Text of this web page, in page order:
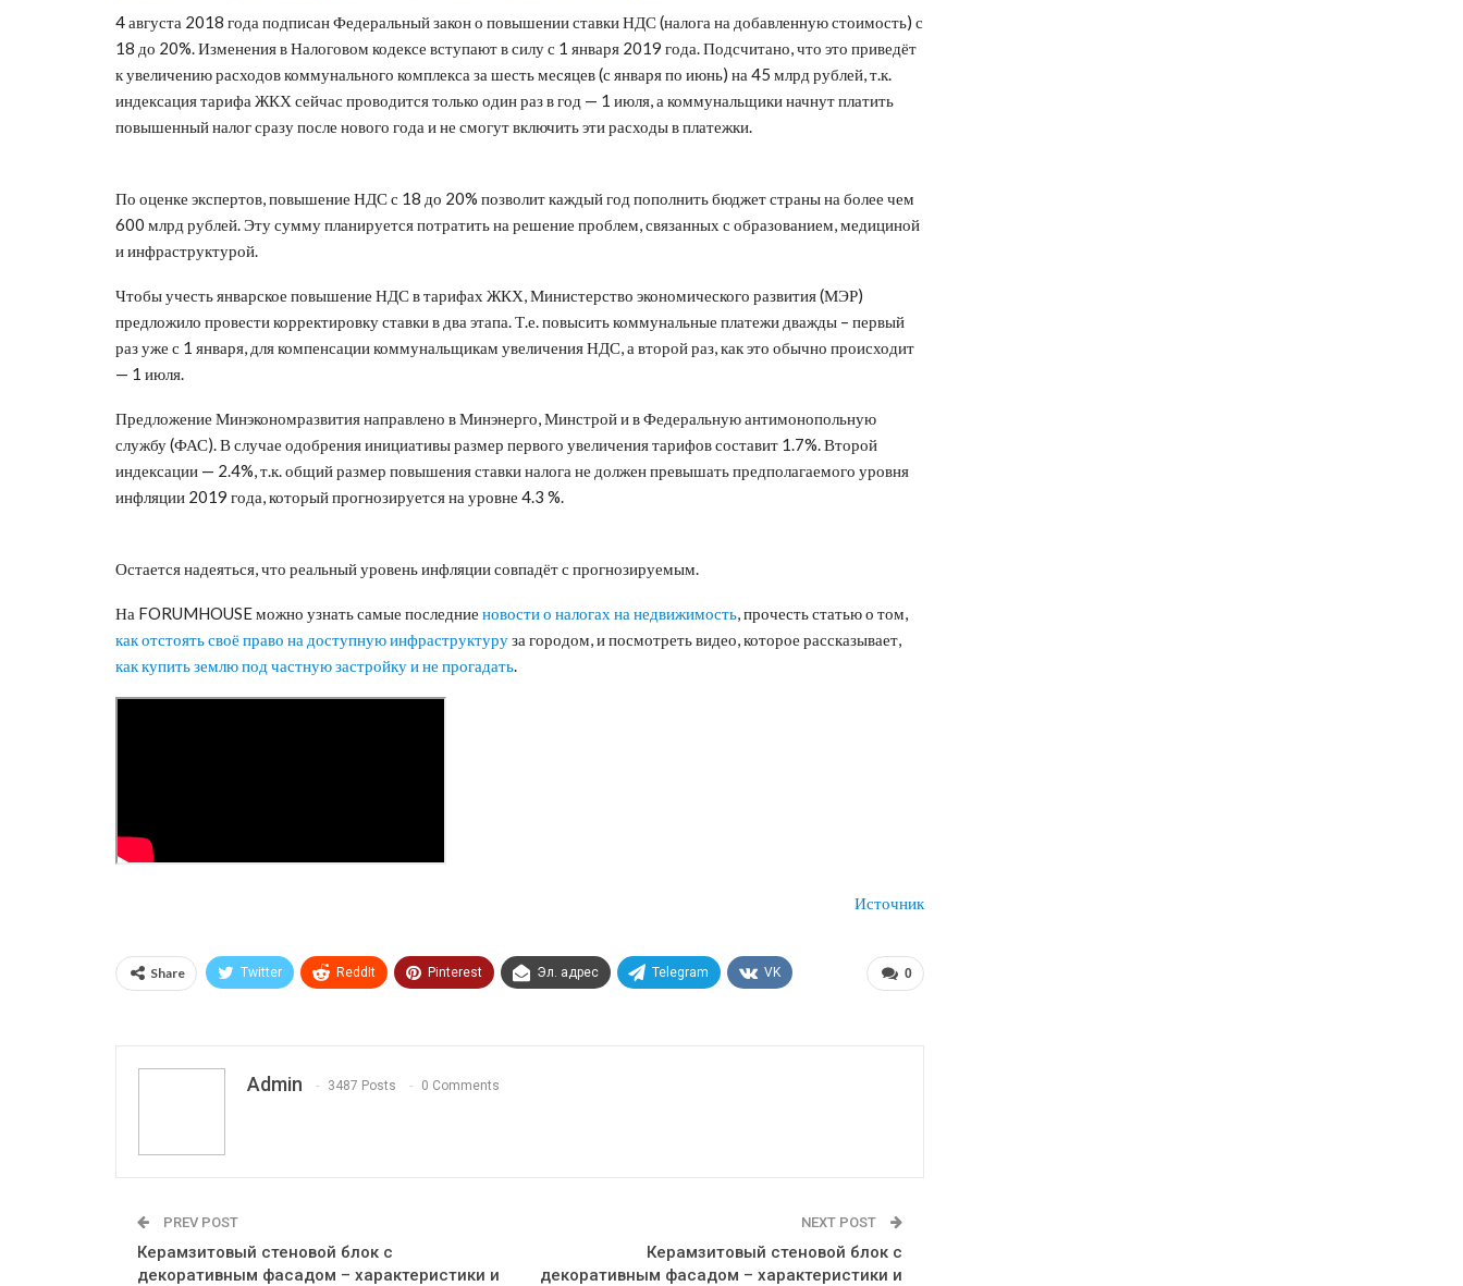
4 августа 2018 года подписан Федеральный закон о повышении ставки НДС (налога на добавленную стоимость) с
18 до 20%. Изменения в Налоговом кодексе вступают в силу с 1 января 2019 года. Подсчитано, что это приведёт
к увеличению расходов коммунального комплекса за шесть месяцев (с января по июнь) на 45 млрд рублей, т.к.
индексация тарифа ЖКХ сейчас проводится только один раз в год — 1 июля, а коммунальщики начнут платить
повышенный налог сразу после нового года и не смогут включить эти расходы в платежки.
По оценке экспертов, повышение НДС с 18 до 20% позволит каждый год пополнить бюджет страны на более чем
600 млрд рублей. Эту сумму планируется потратить на решение проблем, связанных с образованием, медициной
и инфраструктурой.
Чтобы учесть январское повышение НДС в тарифах ЖКХ, Министерство экономического развития (МЭР)
предложило провести корректировку ставки в два этапа. Т.е. повысить коммунальные платежи дважды – первый
раз уже с 1 января, для компенсации коммунальщикам увеличения НДС, а второй раз, как это обычно происходит
— 1 июля.
Предложение Минэкономразвития направлено в Минэнерго, Минстрой и в Федеральную антимонопольную
службу (ФАС). В случае одобрения инициативы размер первого увеличения тарифов составит 1.7%. Второй
индексации — 2.4%, т.к. общий размер повышения ставки налога не должен превышать предполагаемого уровня
инфляции 2019 года, который прогнозируется на уровне 4.3 %.
Остается надеяться, что реальный уровень инфляции совпадёт с прогнозируемым.
На FORUMHOUSE можно узнать самые последние новости о налогах на недвижимость, прочесть статью о том,
как отстоять своё право на доступную инфраструктуруза городом, и посмотреть видео, которое рассказывает,
как купить землю под частную застройку и не прогадать.
Источник
0
Share Twitter ReddIt Pinterest Эл. адрес Telegram VK
Admin 3487 Posts 0 Comments
PREV POST
Керамзитовый стеновой блок с
декоративным фасадом – характеристики и
NEXT POST
Керамзитовый стеновой блок с
декоративным фасадом – характеристики и